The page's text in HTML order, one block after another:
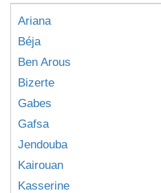
Ariana
Béja
Ben Arous
Bizerte
Gabes
Gafsa
Jendouba
Kairouan
Kasserine